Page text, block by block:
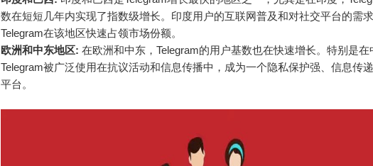
数在短短几年内实现了指数级增长。印度用户的互联网普及和对社交平台的需
Telegram在该地区快速占领市场份额。
欧洲和中东地区: 在欧洲和中东，Telegram的用户基数也在快速增长。特别是在
Telegram被广泛使用在抗议活动和信息传播中，成为一个隐私保护强、信息传
平台。